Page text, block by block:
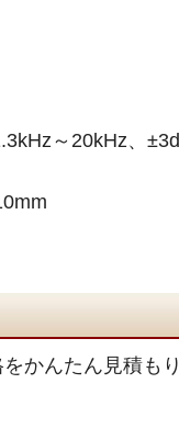
～20kHz、
かんたん見積も